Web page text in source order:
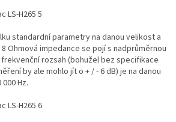
standardní parametry na danou velikost a
Ohmová impedance se pojí s nadprůměrnou
rozsah (bohužel bez specifikace
by ale mohlo jít o + / - 6 dB) je na danou
Hz.